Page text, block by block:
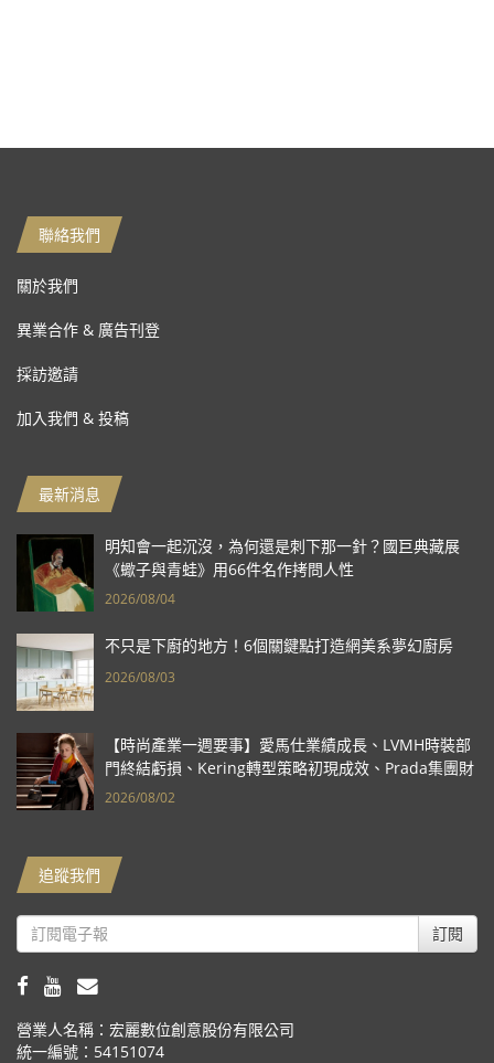
聯絡我們
關於我們
異業合作 & 廣告刊登
採訪邀請
加入我們 & 投稿
最新消息
明知會一起沉沒，為何還是刺下那一針？國巨典藏展
《蠍子與青蛙》用66件名作拷問人性
2026/08/04
不只是下廚的地方！6個關鍵點打造網美系夢幻廚房
2026/08/03
【時尚產業一週要事】愛馬仕業績成長、LVMH時裝部
門終結虧損、Kering轉型策略初現成效、Prada集團財
報亮眼
2026/08/02
追蹤我們
訂閱
營業人名稱：宏麗數位創意股份有限公司
統一編號：54151074